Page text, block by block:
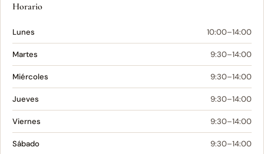
Horario
Lunes 10:00–14:00
Martes 9:30–14:00
Miércoles 9:30–14:00
Jueves 9:30–14:00
Viernes 9:30–14:00
Sábado 9:30–14:00